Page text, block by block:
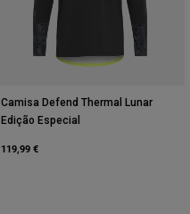
Camisa Defend Thermal Lunar
Edição Especial
119,99 €